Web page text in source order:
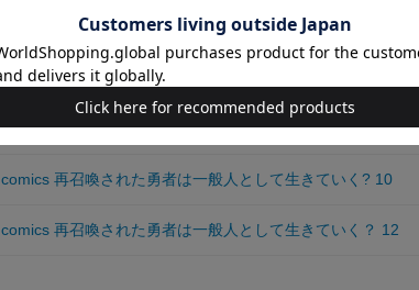
再召喚された勇者は一般人として生きていく？ 7
再召喚された勇者は一般人として生きていく？ 8
再召喚された勇者は一般人として生きていく? 9
再召喚された勇者は一般人として生きていく? 10
再召喚された勇者は一般人として生きていく？ 12